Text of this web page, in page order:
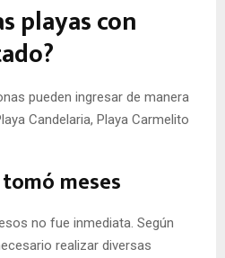
playas con
pueden ingresar de manera
Candelaria, Playa Carmelito
meses
no fue inmediata. Según
realizar diversas